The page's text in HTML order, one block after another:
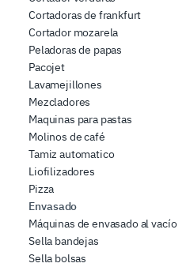
Cortadoras de frankfurt
Cortador mozarela
Peladoras de papas
Pacojet
Lavamejillones
Mezcladores
Maquinas para pastas
Molinos de café
Tamiz automatico
Liofilizadores
Pizza
Envasado
Máquinas de envasado al vacío
Sella bandejas
Sella bolsas